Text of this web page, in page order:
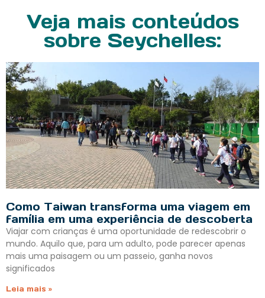
Veja mais conteúdos
sobre Seychelles:
Como Taiwan transforma uma viagem em
família em uma experiência de descoberta
Viajar com crianças é uma oportunidade de redescobrir o
mundo. Aquilo que, para um adulto, pode parecer apenas
mais uma paisagem ou um passeio, ganha novos
significados
Leia mais »